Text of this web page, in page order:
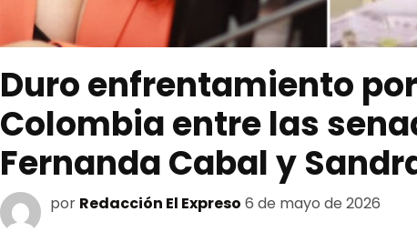
Duro enfrentamiento
Colombia entre las
Fernanda Cabal y
por Redacción El Expreso 6 de mayo de 2026